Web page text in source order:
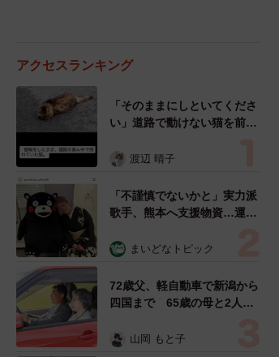
アクセスランキング
「そのままにしといてくださ
い」道路で動けない猫を前に
ようとした4日間 「命の重
表の訴え
渡辺 晴子
「不謹慎でないかと」実力派
歌手、熊本へ支援物資…運搬
めらい 「痛いほど伝わる」
まいどなトピック
72歳父、軽自動車で新潟から
四国まで 65歳の母と2人で
憩まで分刻み… 「大学生で
山岡 もと子